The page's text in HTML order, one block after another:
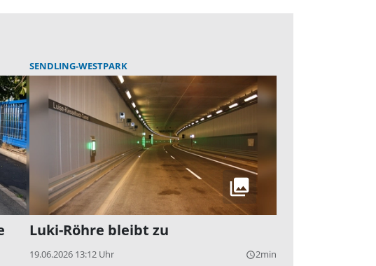
SENDLING-WESTPARK
Luki-Röhre bleibt zu
19.06.2026 13:12 Uhr query_builder2min